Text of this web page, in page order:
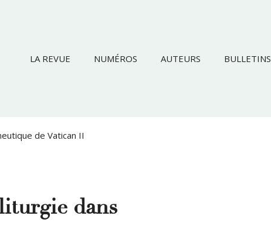
LA REVUE NUMÉROS AUTEURS BULLETINS
de Vatican II
dans